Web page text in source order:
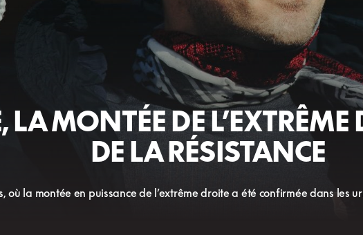
MONTÉE DE
DE LA RÉSISTANCE
la montée en puissance de l’extrême droite a été confirmée dans les